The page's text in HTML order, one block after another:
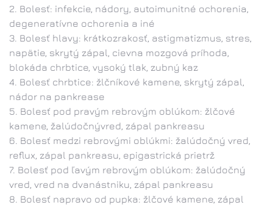
Bolesť: infekcie, nádory, autoimunitné ochorenia,
degeneratívne ochorenia a iné
Bolesť hlavy: krátkozrakosť, astigmatizmus, stres,
napätie, skrytý zápal, cievna mozgová príhoda,
blokáda chrbtice, vysoký tlak, zubný kaz
Bolesť chrbtice: žlčníkové kamene, skrytý zápal,
nádor na pankrease
Bolesť pod pravým rebrovým oblúkom: žlčové
kamene, žalúdočnývred, zápal pankreasu
Bolesť medzi rebrovými oblúkmi: žalúdočný vred,
reflux, zápal pankreasu, epigastrická prietrž
Bolesť pod ľavým rebrovým oblúkom: žalúdočný
vred, vred na dvanástniku, zápal pankreasu
Bolesť napravo od pupka: žlčové kamene, zápal